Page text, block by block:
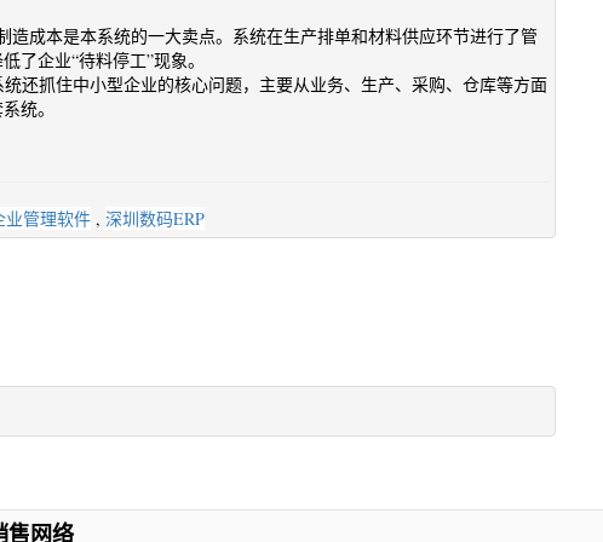
成本是本系统的一大卖点。系统在生产排单和材料供应环节进行了管
了企业“待料停工”现象。
还抓住中小型企业的核心问题，主要从业务、生产、采购、仓库等方面
统。
业管理软件 , 深圳数码ERP
售网络